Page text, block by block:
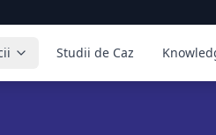
Studii de Caz